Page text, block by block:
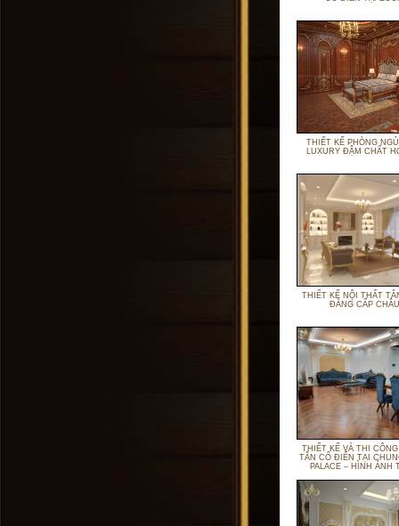
THIẾT KẾ PHÒNG
LUXURY ĐẬM CHẤT
THIẾT KẾ NỘI THẤT
ĐẲNG CẤP
THIẾT KẾ VÀ THI
TÂN CỔ ĐIỂN TẠI
PALACE – HÌNH ẢNH